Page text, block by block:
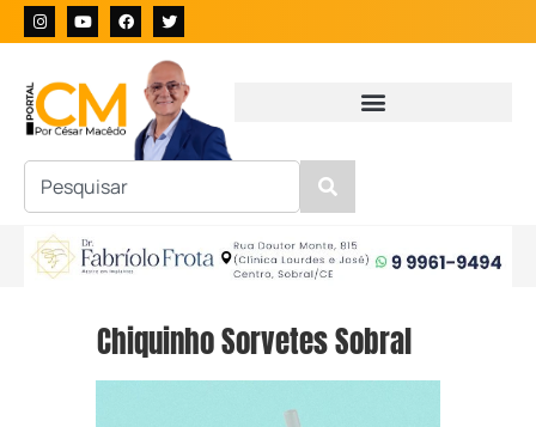
Chiquinho Sorvetes Sobral